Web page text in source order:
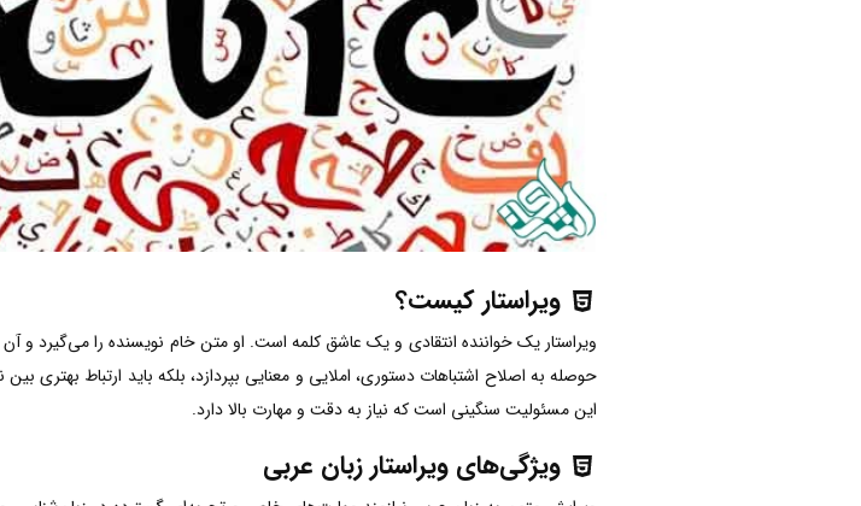
ویراستار کیست؟
ویراستار یک خواننده انتقادی و یک عاشق کلمه است. او متن خام نویسنده را می‌گیرد و آن
حوصله به اصلاح اشتباهات دستوری، املایی و معنایی بپردازد، بلکه باید ارتباط بهتری
این مسئولیت سنگینی است که نیاز به دقت و مهارت بالا دارد.
ویژگی‌های ویراستار زبان عربی